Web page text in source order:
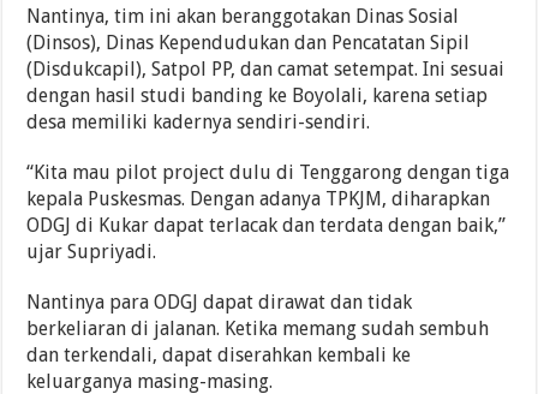
Nantinya, tim ini akan beranggotakan Dinas Sosial
(Dinsos), Dinas Kependudukan dan Pencatatan Sipil
(Disdukcapil), Satpol PP, dan camat setempat. Ini sesuai
dengan hasil studi banding ke Boyolali, karena setiap
desa memiliki kadernya sendiri-sendiri.
“Kita mau pilot project dulu di Tenggarong dengan tiga
kepala Puskesmas. Dengan adanya TPKJM, diharapkan
ODGJ di Kukar dapat terlacak dan terdata dengan baik,”
ujar Supriyadi.
Nantinya para ODGJ dapat dirawat dan tidak
berkeliaran di jalanan. Ketika memang sudah sembuh
dan terkendali, dapat diserahkan kembali ke
keluarganya masing-masing.